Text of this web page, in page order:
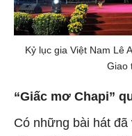
Kỷ lục gia Việt Nam Lê
Giao
“Giấc mơ Chapi”
Có những bài hát